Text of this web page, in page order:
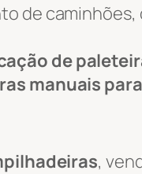
de
de
manuais
,